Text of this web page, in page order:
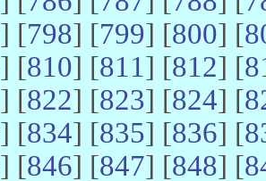
] [798] [799] [800] [
] [810] [811] [812] [
] [822] [823] [824] [
] [834] [835] [836] [
] [846] [847] [848] [